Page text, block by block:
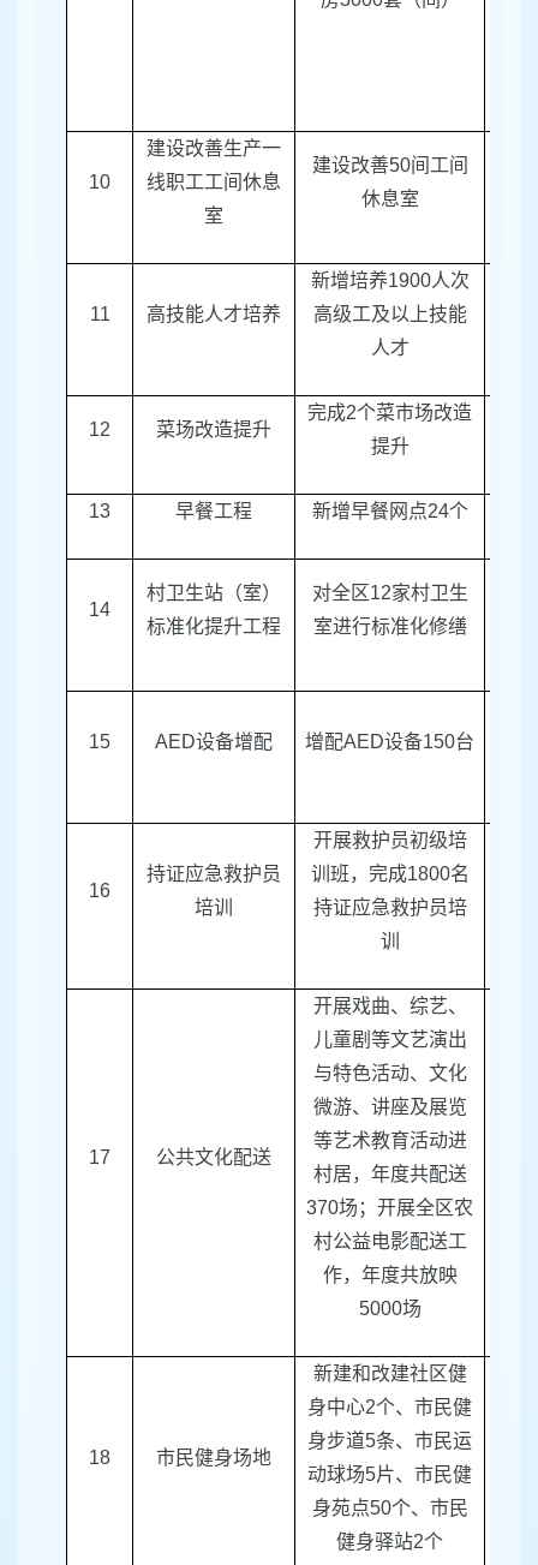
10
建设改善生产一
线职工工间休息
室
建设改善50间工间
休息室
11 高技能人才培养
新增培养1900人次
高级工及以上技能
人才
12 菜场改造提升
完成2个菜市场改造
提升
13 早餐工程 新增早餐网点24个
14
村卫生站（室）
标准化提升工程
对全区12家村卫生
室进行标准化修缮
15 AED设备增配 增配AED设备150台
16
持证应急救护员
培训
开展救护员初级培
训班，完成1800名
持证应急救护员培
训
17 公共文化配送
开展戏曲、综艺、
儿童剧等文艺演出
与特色活动、文化
微游、讲座及展览
等艺术教育活动进
村居，年度共配送
370场；开展全区农
村公益电影配送工
作，年度共放映
5000场
18 市民健身场地
新建和改建社区健
身中心2个、市民健
身步道5条、市民运
动球场5片、市民健
身苑点50个、市民
健身驿站2个